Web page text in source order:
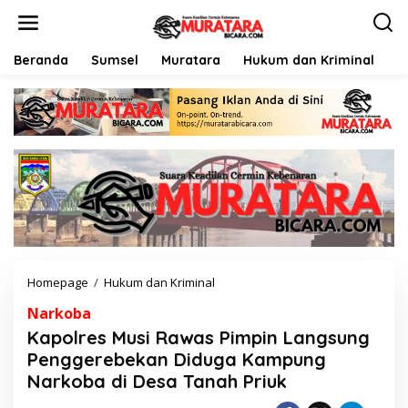
Beranda Sumsel Muratara Hukum dan Kriminal
Homepage / Hukum dan Kriminal
o
r
e
Narkoba
Kapolres Musi Rawas Pimpin Langsung
Penggerebekan Diduga Kampung
Narkoba di Desa Tanah Priuk